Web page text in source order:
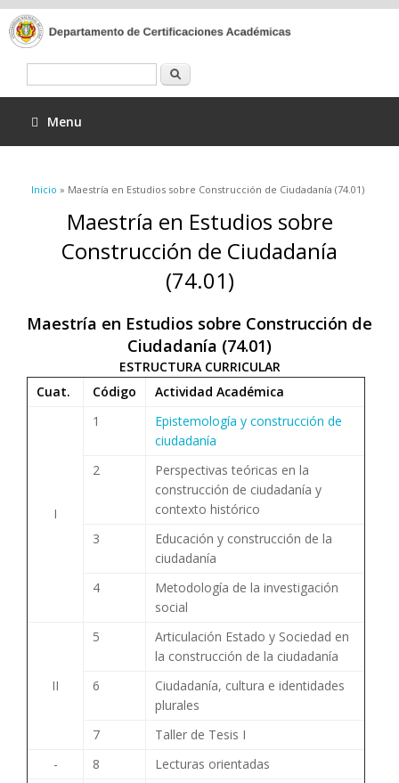
Menu
Se encuentra usted aquí
Inicio » Maestría en Estudios sobre Construcción de Ciudadanía (74.01)
Maestría en Estudios sobre
Construcción de Ciudadanía
(74.01)
Maestría en Estudios sobre Construcción de
Ciudadanía (74.01)
ESTRUCTURA CURRICULAR
Cuat.
Código Actividad Académica
I
1
Epistemología y construcción de
ciudadanía
2
Perspectivas teóricas en la
construcción de ciudadanía y
contexto histórico
3
Educación y construcción de la
ciudadanía
4
Metodología de la investigación
social
II
5
Articulación Estado y Sociedad en
la construcción de la ciudadanía
6
Ciudadanía, cultura e identidades
plurales
7
Taller de Tesis I
-
8
Lecturas orientadas